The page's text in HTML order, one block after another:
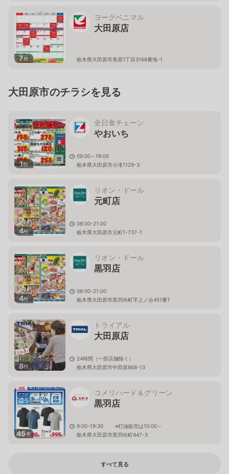
7枚
ヨークベニマル
大田原店
栃木県大田原市美原1丁目3168番地-1
大田原市のチラシを見る
1枚
全日食チェーン
やおいち
09:00～19:00
栃木県大田原市小滝1129-3
4枚
リオン・ドール
元町店
08:00-21:00
栃木県大田原市元町1-737-1
4枚
リオン・ドール
黒羽店
08:00-21:00
栃木県大田原市黒羽向町字上ノ台451番1
8枚
トライアル
大田原店
24時間（一部店舗除く）
栃木県大田原市中田原868-13
45枚
コメリハード＆グリーン
黒羽店
9:00-19:30 ※灯油販売は10:00～
栃木県大田原市黒羽向町447-3
すべて見る